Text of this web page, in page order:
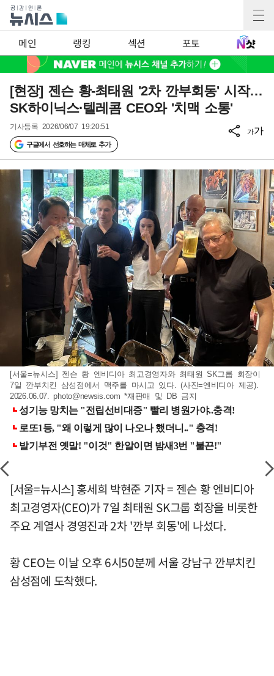
메인 랭킹 섹션 포토
[현장] 젠슨 황-최태원 '2차 깐부회동' 시작…
SK하이닉스·텔레콤 CEO와 '치맥 소통'
기사등록 2026/06/07 19:20:51
구글에서 선호하는 매체로 추가
가가
[서울=뉴시스] 젠슨 황 엔비디아 최고경영자와 최태원 SK그룹 회장이
7일 깐부치킨 삼성점에서 맥주를 마시고 있다. (사진=엔비디아 제공).
2026.06.07.photo@newsis.com *재판매 및 DB 금지
[서울=뉴시스] 홍세희 박현준 기자 = 젠슨 황 엔비디아
최고경영자(CEO)가 7일 최태원 SK그룹 회장을 비롯한
주요 계열사 경영진과 2차 '깐부 회동'에 나섰다.
황 CEO는 이날 오후 6시50분께 서울 강남구 깐부치킨
삼성점에 도착했다.